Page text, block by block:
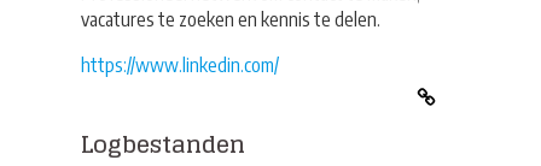
vacatures te zoeken en kennis te delen.
https://www.linkedin.com/
Logbestanden